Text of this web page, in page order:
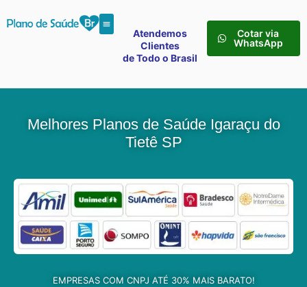
Atendemos
Clientes
de Todo o Brasil
Cotar via
WhatsApp
Melhores Planos de Saúde Igaraçu do
Tietê SP
EMPRESAS COM CNPJ ATÉ 30% MAIS BARATO!